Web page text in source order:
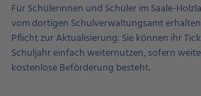
Für Schülerinnen und Schüler im Saale-
vom dortigen Schulverwaltungsamt
Pflicht zur Aktualisierung: Sie können ihr
Schuljahr einfach weiternutzen, sofern
kostenlose Beförderung besteht.